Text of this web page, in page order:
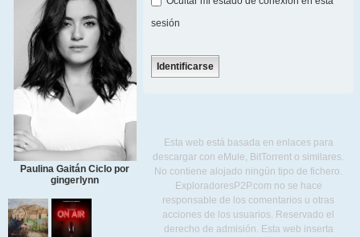
Paulina Gaitán Ciclo por
gingerlynn
sesión
Esta web está basada en enlaces para
descargar con eMule, BitTorrent o similares.
No contiene alojado ningún tipo de fichero.
ExploradoresP2P.com no se hace
responsable de los comentarios u otras
acciones de los usuarios. Reservado el
derecho de admisión. Esta web inserta